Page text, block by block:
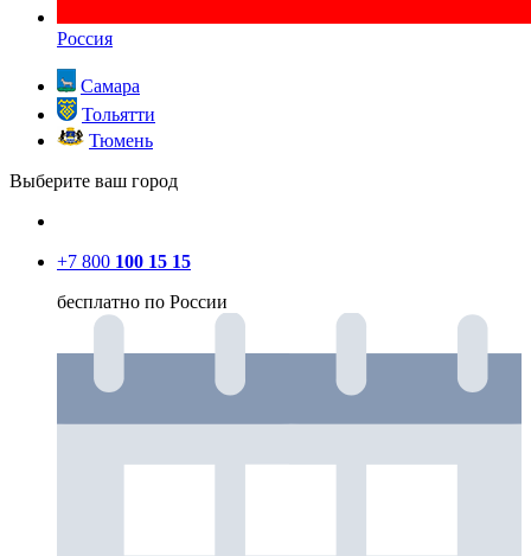
Россия
Самара
Тольятти
Тюмень
Выберите ваш город
+7 800 100 15 15
бесплатно по России